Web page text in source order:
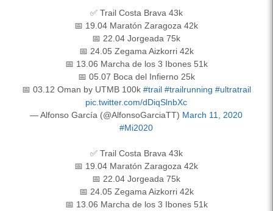
✅ Trail Costa Brava 43k
📅 19.04 Maratón Zaragoza 42k
📅 22.04 Jorgeada 75k
📅 24.05 Zegama Aizkorri 42k
📅 13.06 Marcha de los 3 Ibones 51k
📅 05.07 Boca del Infierno 25k
📅 03.12 Oman by UTMB 100k #trail #trailrunning #ultratrail
pic.twitter.com/dDiqSlnbXc
— Alfonso García (@AlfonsoGarciaTT) March 11, 2020
#Mi2020
✅ Trail Costa Brava 43k
📅 19.04 Maratón Zaragoza 42k
📅 22.04 Jorgeada 75k
📅 24.05 Zegama Aizkorri 42k
📅 13.06 Marcha de los 3 Ibones 51k